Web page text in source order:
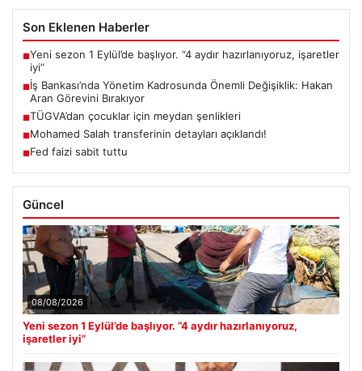
Son Eklenen Haberler
■Yeni sezon 1 Eylül’de başlıyor. “4 aydır hazırlanıyoruz, işaretler
iyi”
■İş Bankası’nda Yönetim Kadrosunda Önemli Değişiklik: Hakan
Aran Görevini Bırakıyor
■TÜGVA’dan çocuklar için meydan şenlikleri
■Mohamed Salah transferinin detayları açıklandı!
■Fed faizi sabit tuttu
Güncel
08/08/2026
Yeni sezon 1 Eylül’de başlıyor. “4 aydır hazırlanıyoruz,
işaretler iyi”